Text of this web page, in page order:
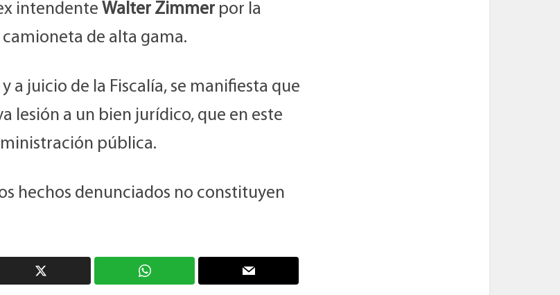
intendente Walter Zimmer por la
de alta gama.
a juicio de la Fiscalía, se manifiesta que
lesión a un bien jurídico, que en este
pública.
hechos denunciados no constituyen